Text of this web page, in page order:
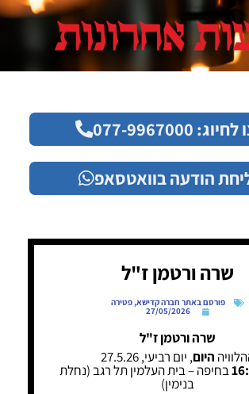
077-9967000
הודעה בוואטסאפ
שרה ורטמן ז"ל
פורסם באתר חברה קדישא,פטירה
27/05/2026
שרה ורטמן ז"ל
היום , יום רביעי, 27.5.26
בחיפה – בית העלמין תל רגב (נחלת
בנימין)